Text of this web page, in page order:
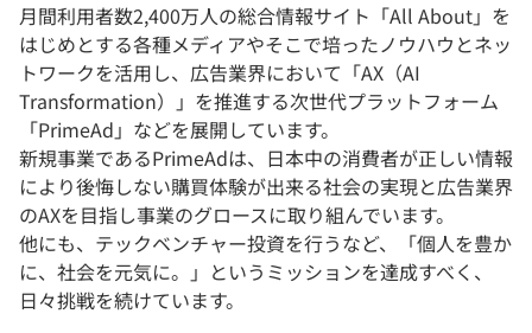
月間利用者数2,400万人の総合情報サイト「All About」を
はじめとする各種メディアやそこで培ったノウハウとネッ
トワークを活用し、広告業界において「AX（AI
Transformation）」を推進する次世代プラットフォーム
「PrimeAd」などを展開しています。
新規事業であるPrimeAdは、日本中の消費者が正しい情報
により後悔しない購買体験が出来る社会の実現と広告業界
のAXを目指し事業のグロースに取り組んでいます。
他にも、テックベンチャー投資を行うなど、「個人を豊か
に、社会を元気に。」というミッションを達成すべく、
日々挑戦を続けています。